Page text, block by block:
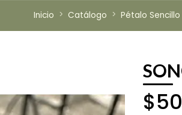
Inicio Catálogo Pétalo Sencillo